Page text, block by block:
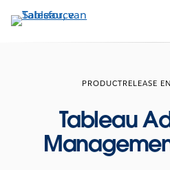
Verder
naar
PRODUCTRELEASE
Tableau